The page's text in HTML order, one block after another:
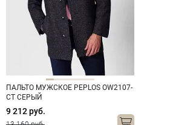
ПАЛЬТО МУЖСКОЕ PEPLOS OW2107-
CT СЕРЫЙ
9 212 руб.